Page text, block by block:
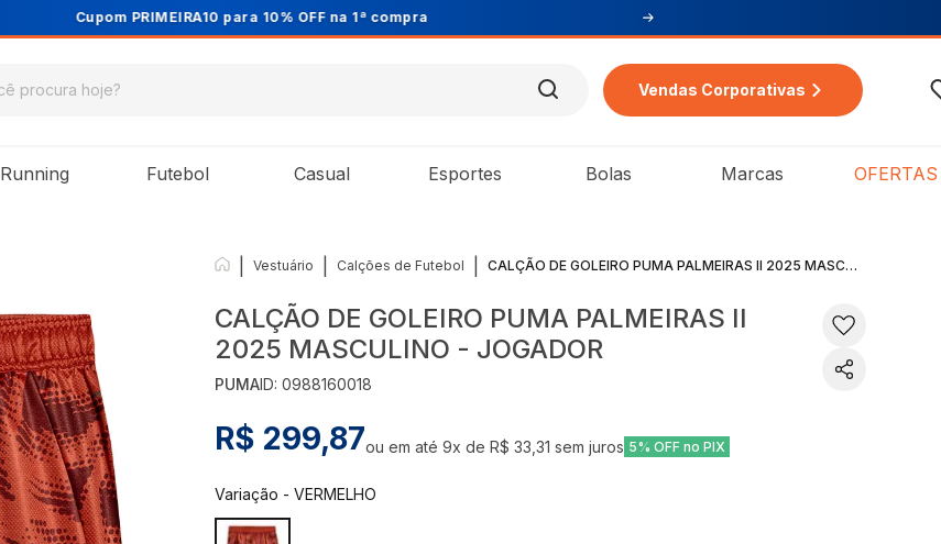
Cupom PRIMEIRA10 para 10% OFF na 1ª compra
Vendas Corporativas
Running Futebol Casual Esportes Bolas Marcas OFERTAS
Vestuário Calções de Futebol CALÇÃO DE GOLEIRO PUMA PALMEIRAS II 2025 MASCULINO - JOGADOR
CALÇÃO DE GOLEIRO PUMA PALMEIRAS II
2025 MASCULINO - JOGADOR
PUMAID:0988160018
R$ 299,87ou em até9x deR$ 33,31 sem juros 5% OFF no PIX
Variação -VERMELHO